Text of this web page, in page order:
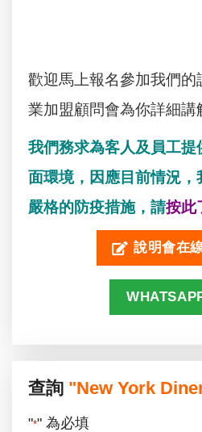
歡迎馬上報名參加我們的
業加盟顧問會為你詳細講
我們務求為客人及員工提
面環境，因應目前情況，
嚴格的防疫措施，請按此
說明會在
查詢 "New York
"*" 為必填